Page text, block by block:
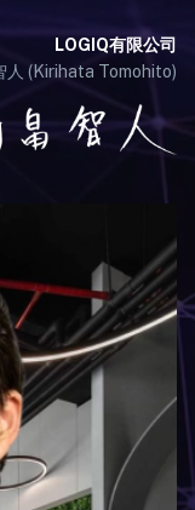
LOGIQ有限公司
人 (Kirihata Tomohito)